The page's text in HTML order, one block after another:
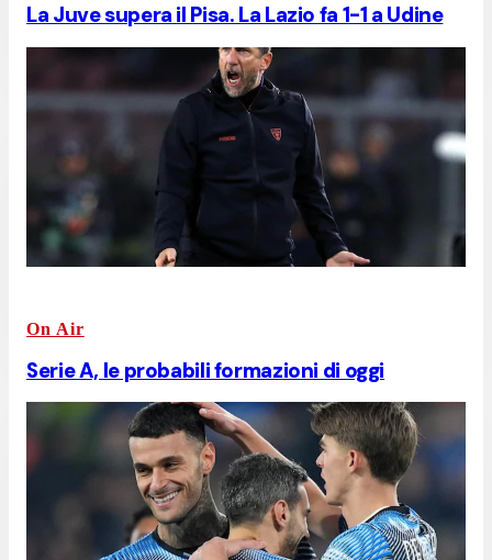
La Juve supera il Pisa. La Lazio fa 1-1 a Udine
On Air
Serie A, le probabili formazioni di oggi